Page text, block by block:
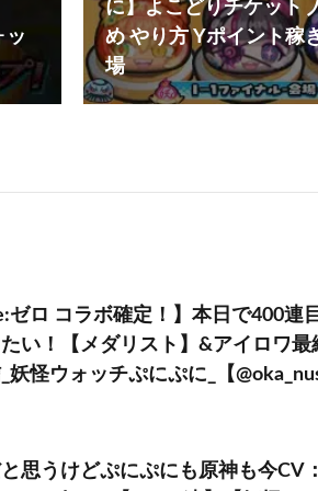
ッ
に】よこどりチケット
め やり方 Yポイント稼
場
ゼロ コラボ確定！】本日で400連
い！【メダリスト】&アイロワ最
妖怪ウォッチぷにぷに_【
思うけどぷにぷにも原神も今CV